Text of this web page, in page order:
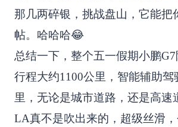
那几两碎银，挑战盘山，它能把
帖。哈哈哈😂
总结一下，整个五一假期小鹏
行程大约1100公里，智能辅助驾
里，无论是城市道路，还是高速
LA真不是吹出来的，超级丝滑